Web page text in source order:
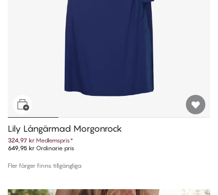
Lily Långärmad Morgonrock
324,97 kr Medlemspris*
649,95 kr Ordinarie pris
Fler färger finns tillgängliga